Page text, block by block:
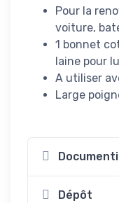
Pour la
voiture,
1 bonnet
laine pour
A utiliser
Large
Documenti
Dépôt